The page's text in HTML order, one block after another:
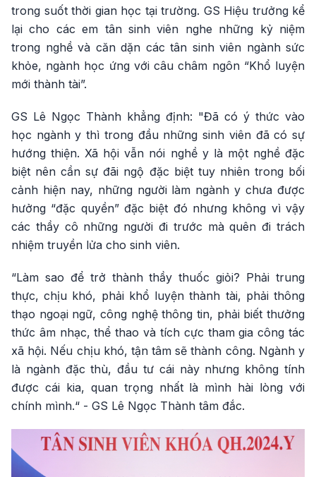
trong suốt thời gian học tại trường. GS Hiệu trưởng kể
lại cho các em tân sinh viên nghe những kỷ niệm
trong nghề và căn dặn các tân sinh viên ngành sức
khỏe, ngành học ứng với câu châm ngôn “Khổ luyện
mới thành tài”.
GS Lê Ngọc Thành khẳng định: "Đã có ý thức vào
học ngành y thì trong đầu những sinh viên đã có sự
hướng thiện. Xã hội vẫn nói nghề y là một nghề đặc
biệt nên cần sự đãi ngộ đặc biệt tuy nhiên trong bối
cảnh hiện nay, những người làm ngành y chưa được
hưởng “đặc quyền” đặc biệt đó nhưng không vì vậy
các thầy cô những người đi trước mà quên đi trách
nhiệm truyền lửa cho sinh viên.
“Làm sao để trở thành thầy thuốc giỏi? Phải trung
thực, chịu khó, phải khổ luyện thành tài, phải thông
thạo ngoại ngữ, công nghệ thông tin, phải biết thưởng
thức âm nhạc, thể thao và tích cực tham gia công tác
xã hội. Nếu chịu khó, tận tâm sẽ thành công. Ngành y
là ngành đặc thù, đầu tư cái này nhưng không tính
được cái kia, quan trọng nhất là mình hài lòng với
chính mình.“ - GS Lê Ngọc Thành tâm đắc.